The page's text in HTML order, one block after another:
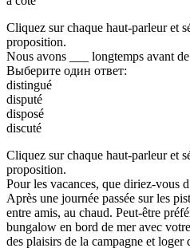
Cliquez sur chaque haut-parleur et
proposition.
Nous avons ___ longtemps avant
Выберите один ответ:
distingué
disputé
disposé
discuté
Cliquez sur chaque haut-parleur et
proposition.
Pour les vacances, que diriez-vous
Après une journée passée sur les
entre amis, au chaud. Peut-être
bungalow en bord de mer avec
des plaisirs de la campagne et loger